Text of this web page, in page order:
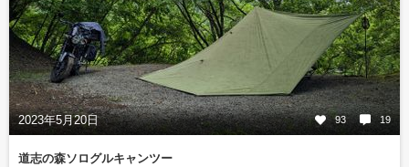
2023年5月20日 93 19
道志の森ソログルキャンツー